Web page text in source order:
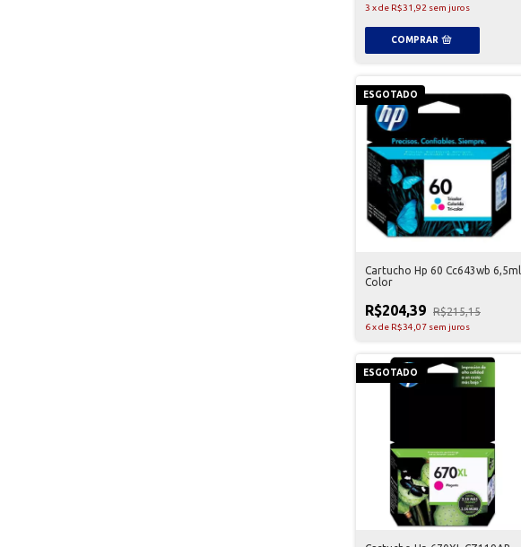
3 xde R$31,92 sem juros
ESGOTADO
Cartucho Hp 60 Cc643wb 6,5ml
Color
R$204,39 R$215,15
6xde R$34,07 sem juros
ESGOTADO